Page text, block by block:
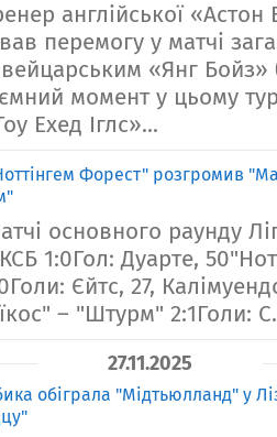
англійської «Астон
перемогу у матчі
«Янг Бойз»
момент у цьому
Ехед Іглс»...
Форест" розгромив
основного раунду
1:0Гол: Дуарте,
Єйтс, 27,
– "Штурм" 2:1Голи:
27.11.2025
обіграла "Мідтьюлланд" у